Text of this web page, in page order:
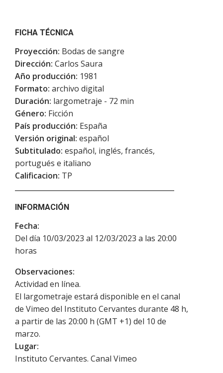
FICHA TÉCNICA
Proyección: Bodas de sangre
Dirección: Carlos Saura
Año producción: 1981
Formato: archivo digital
Duración: largometraje - 72 min
Género: Ficción
País producción: España
Versión original: español
Subtitulado: español, inglés, francés,
portugués e italiano
Calificacion: TP
INFORMACIÓN
Fecha:
Del día 10/03/2023 al 12/03/2023 a las 20:00
horas
Observaciones:
Actividad en línea.
El largometraje estará disponible en el canal
de Vimeo del Instituto Cervantes durante 48 h,
a partir de las 20:00 h (GMT +1) del 10 de
marzo.
Lugar:
Instituto Cervantes. Canal Vimeo